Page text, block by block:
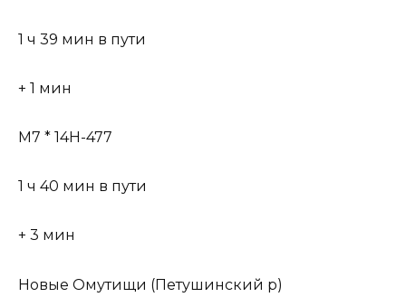
1 ч 39 мин в пути
+ 1 мин
М7 * 14Н-477
1 ч 40 мин в пути
+ 3 мин
Новые Омутищи (Петушинский р)